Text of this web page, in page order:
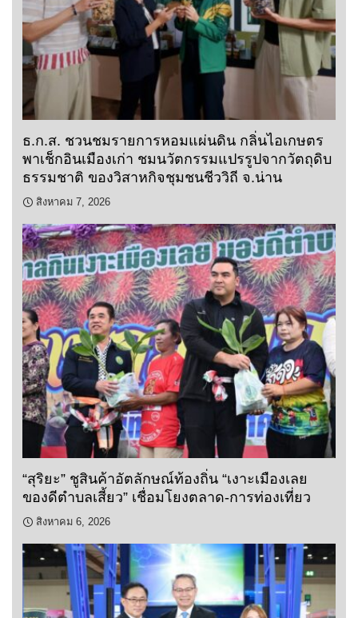
ธ.ก.ส. ชวนชมรายการหอมแผ่นดิน กลิ่นไอเกษตร
พาเช็กอินเมืองเก่า ชมนวัตกรรมแปรรูปจากวัตถุดิบ
ธรรมชาติ ของวิสาหกิจชุมชนชีววิถี จ.น่าน
สิงหาคม 7, 2026
“สุริยะ” ชูสินค้าอัตลักษณ์ท้องถิ่น “เงาะเมืองเลย
ของดีตำบลเสี้ยว” เชื่อมโยงตลาด-การท่องเที่ยว
สิงหาคม 6, 2026